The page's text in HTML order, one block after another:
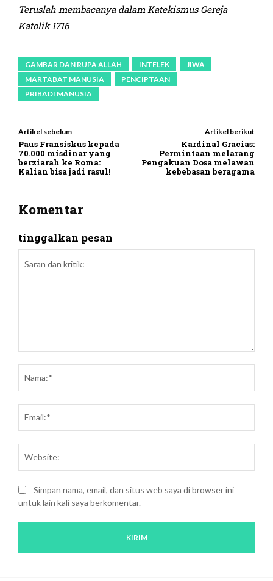
Teruslah membacanya dalam Katekismus Gereja
Katolik 1716
GAMBAR DAN RUPA ALLAH INTELEK
JIWA
MARTABAT MANUSIA
PENCIPTAAN
PRIBADI MANUSIA
Artikel sebelum
Paus Fransiskus kepada
70.000 misdinar yang
berziarah ke Roma:
Kalian bisa jadi rasul!
Artikel berikut
Kardinal Gracias:
Permintaan melarang
Pengakuan Dosa melawan
kebebasan beragama
Komentar
tinggalkan pesan
kritik:
Simpan nama, email, dan situs web saya di browser ini
untuk lain kali saya berkomentar.